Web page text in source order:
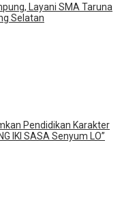
Layani SMA Taruna
Selatan
Pendidikan Karakter
IKI SASA Senyum LO”